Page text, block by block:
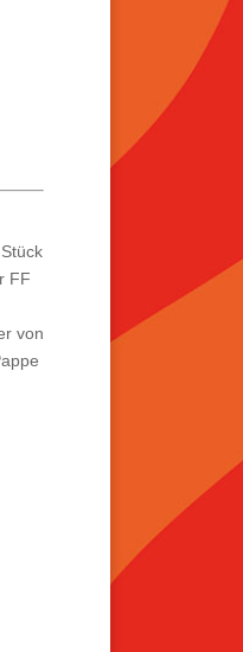
FF
von